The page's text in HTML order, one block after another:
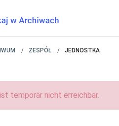
ZESPÓŁ JEDNOSTKA
temporär nicht erreichbar.